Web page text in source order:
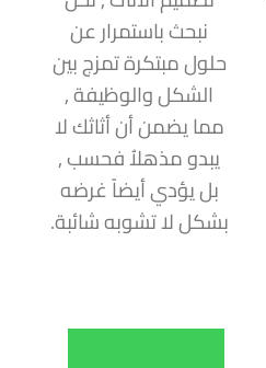
نبحث باستمرار عن
حلول مبتكرة تمزج بين
الشكل والوظيفة ,
مما يضمن أن أثاثك لا
يبدو مذهلاُ فحسب ,
بل يؤدي أيضاً غرضه
بشكل لا تشوبه شائبة.